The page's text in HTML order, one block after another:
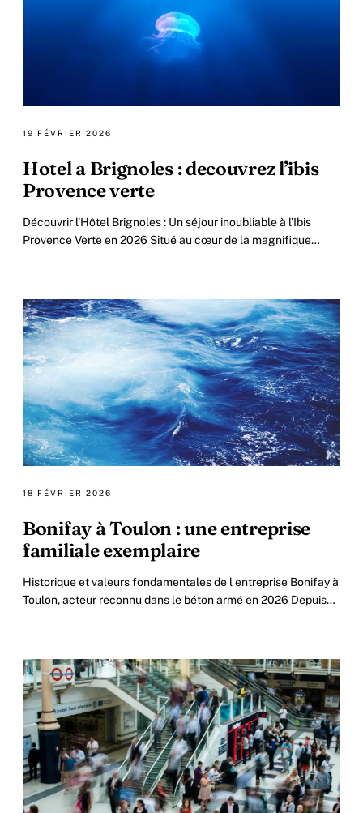
19 FÉVRIER 2026
Hotel a Brignoles : decouvrez l’ibis
Provence verte
Découvrir l’Hôtel Brignoles : Un séjour inoubliable à l’Ibis
Provence Verte en 2026 Situé au cœur de la magnifique
18 FÉVRIER 2026
Bonifay à Toulon : une entreprise
familiale exemplaire
Historique et valeurs fondamentales de l entreprise Bonifay à
Toulon, acteur reconnu dans le béton armé en 2026 Depuis